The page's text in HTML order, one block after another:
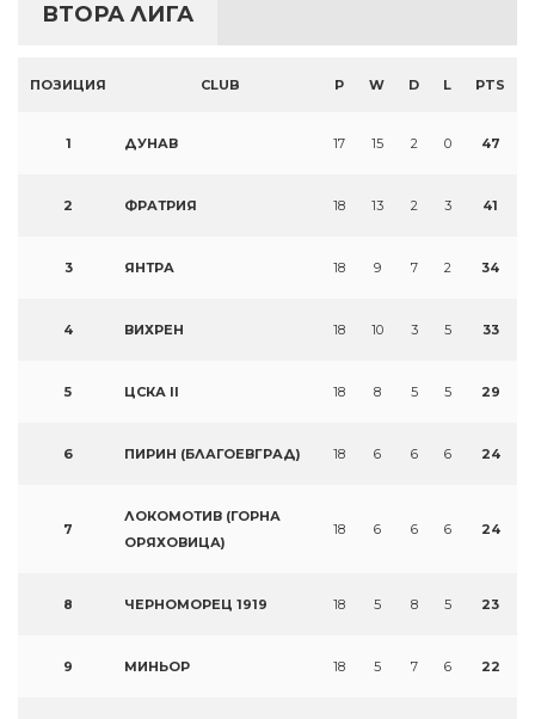
ВТОРА ЛИГА
ПОЗИЦИЯ CLUB P W D L PTS
1 ДУНАВ 17 15 2 0 47
2 ФРАТРИЯ 18 13 2 3 41
3 ЯНТРА 18 9 7 2 34
4 ВИХРЕН 18 10 3 5 33
5 ЦСКА II 18 8 5 5 29
6 ПИРИН (БЛАГОЕВГРАД) 18 6 6 6 24
7
ЛОКОМОТИВ (ГОРНА
ОРЯХОВИЦА)
18 6 6 6 24
8 ЧЕРНОМОРЕЦ 1919 18 5 8 5 23
9 МИНЬОР 18 5 7 6 22